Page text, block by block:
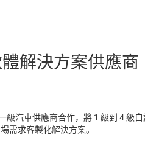
解決方案供應商
級汽車供應商合作，將 1 級到 4 級
需求客製化解決方案。